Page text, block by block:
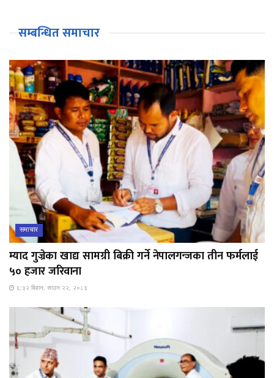
सम्बन्धित समाचार
समाचार
म्याद गुज्रेका खाद्य सामग्री बिक्री गर्ने नेपालगन्जका तीन फर्मलाई
५० हजार जरिवाना
६:३२ बिहान, साउन २२, २०८३